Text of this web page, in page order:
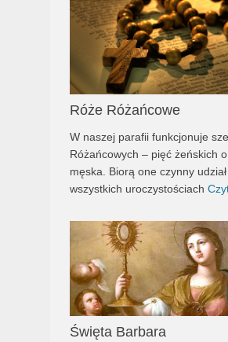
Róże Różańcowe
W naszej parafii funkcjonuje
Różańcowych – pięć żeńskich
męska. Biorą one czynny
wszystkich uroczystościach
Święta Barbara